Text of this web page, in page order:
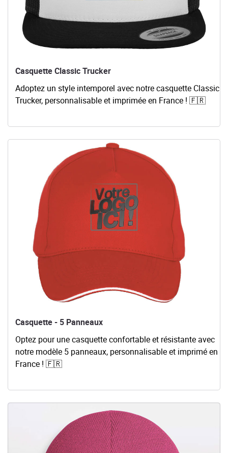
Casquette Classic Trucker
Adoptez un style intemporel avec notre casquette Classic
Trucker, personnalisable et imprimée en France ! 🇫🇷
Casquette - 5 Panneaux
Optez pour une casquette confortable et résistante avec
notre modèle 5 panneaux, personnalisable et imprimé en
France ! 🇫🇷
Voir les détails Casquette - 5 Panneaux
Voir les détails Bonnet à Patch